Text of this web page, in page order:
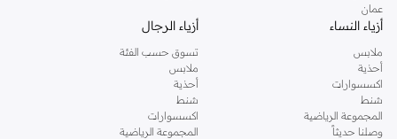
عمان
أزياء النساء
ملابس
أحذية
اكسسوارات
شنط
المجموعة الرياضية
وصلنا حديثاً
أزياء الرجال
تسوق حسب الفئة
ملابس
أحذية
شنط
اكسسوارات
المجموعة الرياضية